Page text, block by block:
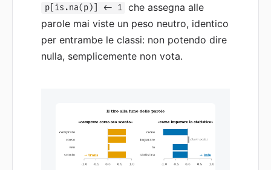
p[is.na(p)] <- 1 che assegna alle
parole mai viste un peso neutro, identico
per entrambe le classi: non potendo dire
nulla, semplicemente non vota.